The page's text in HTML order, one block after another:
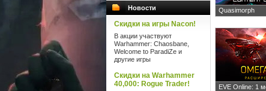
Новости
Скидки на игры Nacon!
В акции участвуют
Warhammer: Chaosbane,
Welcome to ParadiZe и
другие игры
Скидки на Warhammer
40,000: Rogue Trader!
Quasimorph
EVE Online: 1